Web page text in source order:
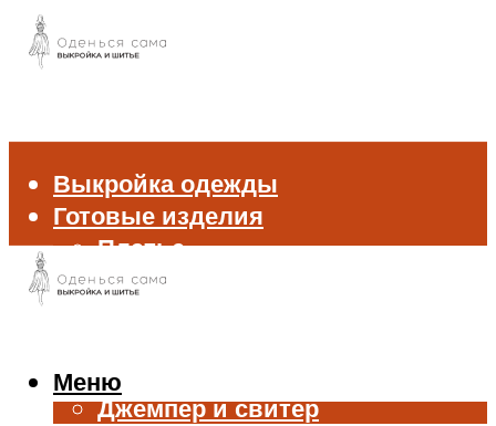
Выкройка одежды
Готовые изделия
Платье
Брюки
Жилет
Джемпер и свитер
Меню